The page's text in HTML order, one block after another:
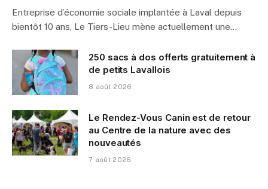
Entreprise d’économie sociale implantée à Laval depuis
bientôt 10 ans, Le Tiers-Lieu mène actuellement une…
250 sacs à dos offerts gratuitement à
de petits Lavallois
8 août 2026
Le Rendez-Vous Canin est de retour
au Centre de la nature avec des
nouveautés
7 août 2026